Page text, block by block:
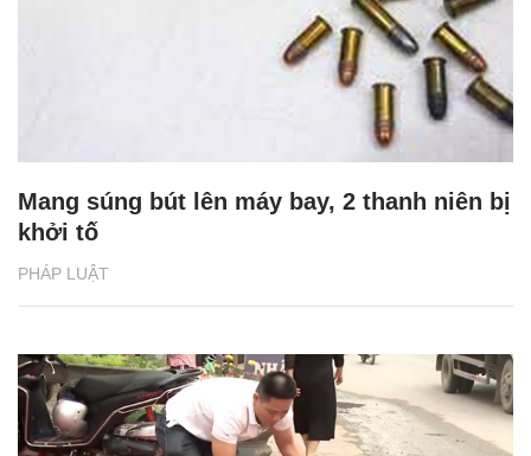
PHÁP LUẬT
Mang súng bút lên máy bay, 2 thanh niên bị
khởi tố